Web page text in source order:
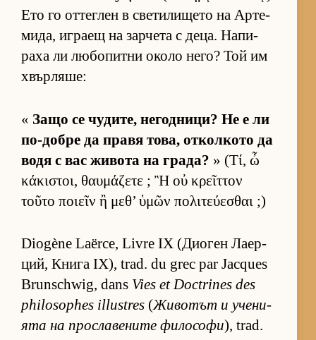
Ето го от­тег­лен в све­ти­ли­щето на Ар­те­
ми­да, иг­раещ на зар­чета с де­ца. На­пи­
раха ли лю­бо­питни около не­го? Той им
хвър­ля­ше:
« Защо се чу­ди­те, не­год­ни­ци? Не е ли
по-добре да правя то­ва, от­кол­кото да
водя с вас жи­вота на гра­да? » (Τί, ὦ
κάκιστοι, θαυμάζετε ; Ἢ οὐ κρεῖττον
τοῦτο ποιεῖν ἢ μεθ’ ὑμῶν πολιτεύεσθαι ;)
Diogène Laërce, Livre IX (Ди­о­ген Ла­ер­
ций, Книга IX), trad. du grec par Jacques
Brunschwig, dans Vies et Doctrines des
philosophes illustres (Жи­во­тът и уче­ни­
ята на прос­ла­ве­ните фи­ло­софи), trad.